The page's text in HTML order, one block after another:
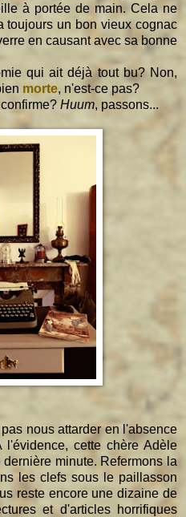
à portée de main. Cela ne
toujours un bon vieux cognac
en causant avec sa bonne
qui ait déjà tout bu? Non,
morte, n'est-ce pas?
Huum, passons...
nous attarder en l'absence
cette chère Adèle
minute. Refermons la
les clefs sous le paillasson
reste encore une dizaine de
et d'articles horrifiques